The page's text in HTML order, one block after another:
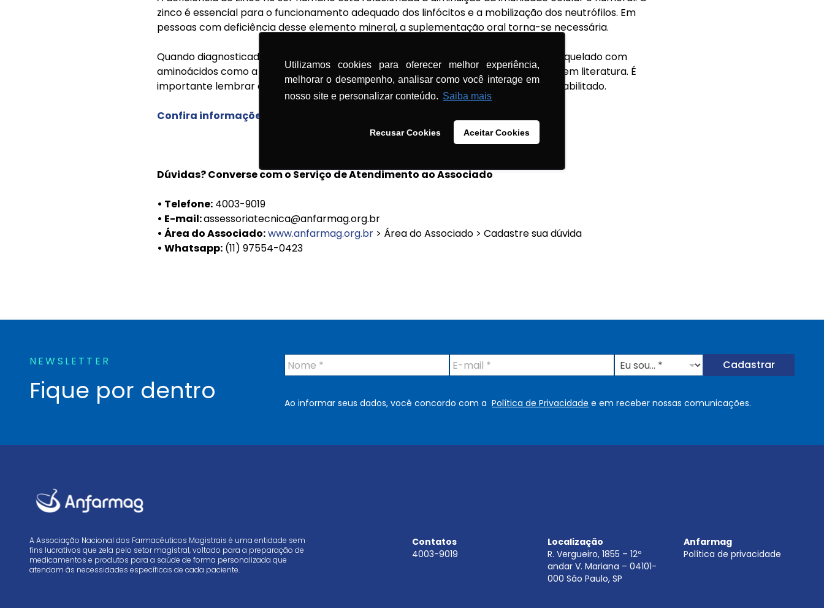
Utilizamos cookies para oferecer melhor experiência,
melhorar o desempenho, analisar como você interage em
nosso site e personalizar conteúdo. Saiba mais
Recusar Cookies Aceitar Cookies
zinco é essencial para o funcionamento adequado dos linfócitos e a mobilização dos neutrófilos. Em
pessoas com deficiência desse elemento mineral, a suplementação oral torna-se necessária.
Quando diagnosticada a deficiência de zinco, pode-se usá-lo na forma de sulfato ou quelado com
aminoácidos como a glicina, histidina e arginina, nas concentrações usuais descritas em literatura. É
importante lembrar que a prescrição desse mineral deve ser feita por profissional habilitado.
Confira informações técnicas e farmacotécnicas sobre o zinco.
Dúvidas? Converse com o Serviço de Atendimento ao Associado
• Telefone: 4003-9019
• E-mail:assessoriatecnica@anfarmag.org.br
• Área do Associado:www.anfarmag.org.br > Área do Associado > Cadastre sua dúvida
• Whatsapp: (11) 97554-0423
NEWSLETTER
Fique por dentro
N
o
*
E
-
i
E
u
u
Cadastrar
Ao informar seus dados, você concordo com a Política de Privacidade e em receber nossas comunicações.
A Associação Nacional dos Farmacêuticos Magistrais é uma entidade sem
fins lucrativos que zela pelo setor magistral, voltado para a preparação de
medicamentos e produtos para a saúde de forma personalizada que
atendam às necessidades específicas de cada paciente.
Contatos
4003-9019
Localização
R. Vergueiro, 1855 – 12º
andar V. Mariana – 04101-
000 São Paulo, SP
Anfarmag
Política de privacidade